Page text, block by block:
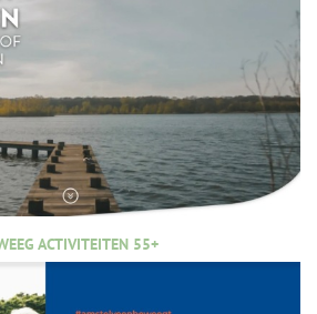
ACTIVITEITEN 55+